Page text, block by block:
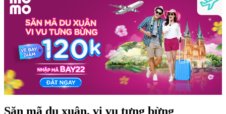
Săn mã du xuân, vi vu tưng bừng